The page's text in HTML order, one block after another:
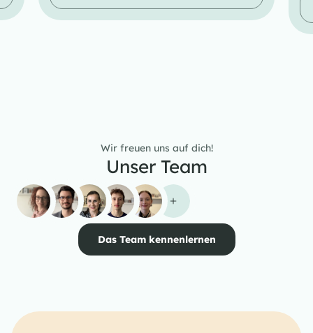
Wir freuen uns auf dich!
Unser Team
Das Team kennenlernen